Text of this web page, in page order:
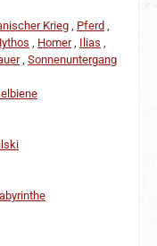
Krieg, Pferd ,
, Homer, Ilias ,
, Sonnenuntergang